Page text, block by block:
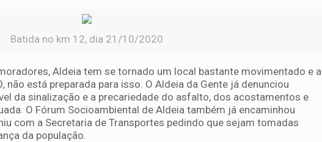
Batida no km 12, dia 21/10/2020
Aldeia tem se tornado um local bastante movimentado e a
não está preparada para isso. O Aldeia da Gente já denunciou
da sinalização e a precariedade do asfalto, dos acostamentos e
O Fórum Socioambiental de Aldeia também já encaminhou
com a Secretaria de Transportes pedindo que sejam tomadas
da população.